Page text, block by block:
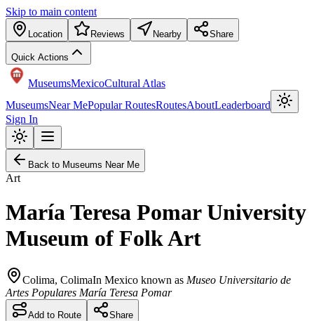
Skip to main content
Location Reviews Nearby Share
Quick Actions
MuseumsMexicoCultural Atlas
MuseumsNear MePopular RoutesRoutesAboutLeaderboard
Sign In
Back to Museums Near Me
Art
María Teresa Pomar University
Museum of Folk Art
Colima, ColimaIn Mexico known as Museo Universitario de
Artes Populares María Teresa Pomar
Add to Route Share